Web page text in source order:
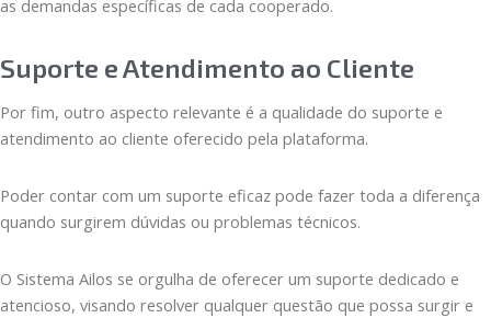
as demandas específicas de cada cooperado.
Suporte e Atendimento ao Cliente
Por fim, outro aspecto relevante é a qualidade do suporte e
atendimento ao cliente oferecido pela plataforma.
Poder contar com um suporte eficaz pode fazer toda a diferença
quando surgirem dúvidas ou problemas técnicos.
O Sistema Ailos se orgulha de oferecer um suporte dedicado e
atencioso, visando resolver qualquer questão que possa surgir e